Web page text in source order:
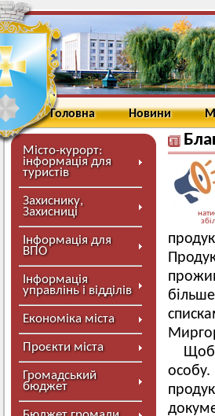
Головна Новини
Місто-курорт:
інформація для
туристів
Захиснику,
Захисниці
Інформація для
ВПО
Інформація
управлінь і відділів
Економіка міста
Проєкти міста
Громадський
бюджет
Щоб